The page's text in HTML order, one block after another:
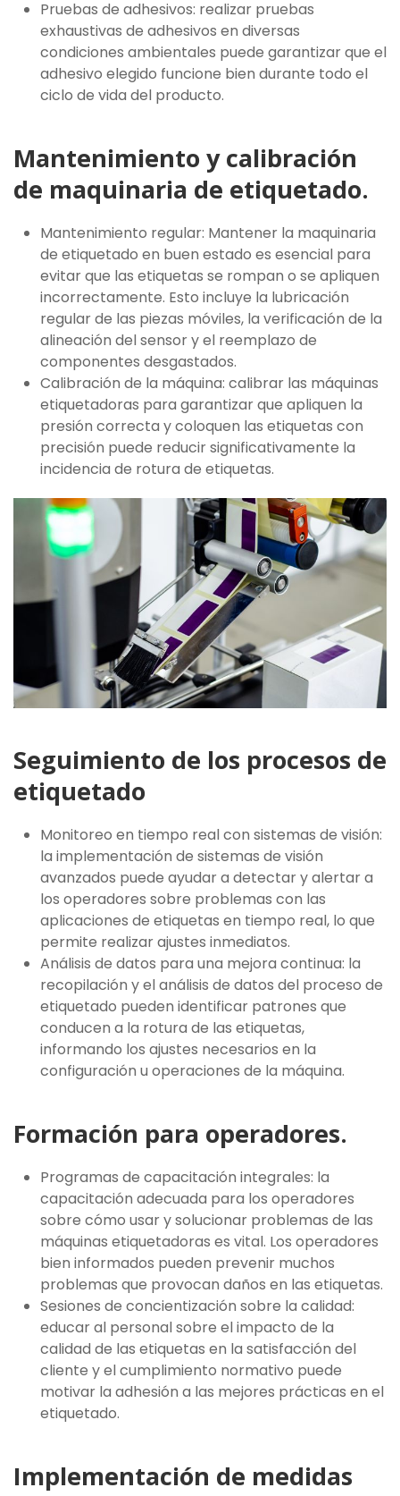
Pruebas de adhesivos: realizar pruebas
exhaustivas de adhesivos en diversas
condiciones ambientales puede garantizar que el
adhesivo elegido funcione bien durante todo el
ciclo de vida del producto.
Mantenimiento y calibración
de maquinaria de etiquetado.
Mantenimiento regular: Mantener la maquinaria
de etiquetado en buen estado es esencial para
evitar que las etiquetas se rompan o se apliquen
incorrectamente. Esto incluye la lubricación
regular de las piezas móviles, la verificación de la
alineación del sensor y el reemplazo de
componentes desgastados.
Calibración de la máquina: calibrar las máquinas
etiquetadoras para garantizar que apliquen la
presión correcta y coloquen las etiquetas con
precisión puede reducir significativamente la
incidencia de rotura de etiquetas.
Seguimiento de los procesos de
etiquetado
Monitoreo en tiempo real con sistemas de visión:
la implementación de sistemas de visión
avanzados puede ayudar a detectar y alertar a
los operadores sobre problemas con las
aplicaciones de etiquetas en tiempo real, lo que
permite realizar ajustes inmediatos.
Análisis de datos para una mejora continua: la
recopilación y el análisis de datos del proceso de
etiquetado pueden identificar patrones que
conducen a la rotura de las etiquetas,
informando los ajustes necesarios en la
configuración u operaciones de la máquina.
Formación para operadores.
Programas de capacitación integrales: la
capacitación adecuada para los operadores
sobre cómo usar y solucionar problemas de las
máquinas etiquetadoras es vital. Los operadores
bien informados pueden prevenir muchos
problemas que provocan daños en las etiquetas.
Sesiones de concientización sobre la calidad:
educar al personal sobre el impacto de la
calidad de las etiquetas en la satisfacción del
cliente y el cumplimiento normativo puede
motivar la adhesión a las mejores prácticas en el
etiquetado.
Implementación de medidas